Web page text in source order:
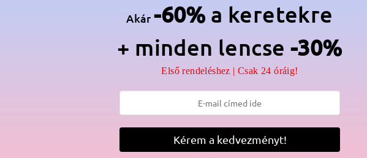
Teljes szélesség: 128 mm ( Kicsi) Lencse átlós méret: 48 mm
Akár-60% a keretekre
+ minden lencse -30%
Első rendeléshez | Csak 24 óráig!
Kérem a kedvezményt!